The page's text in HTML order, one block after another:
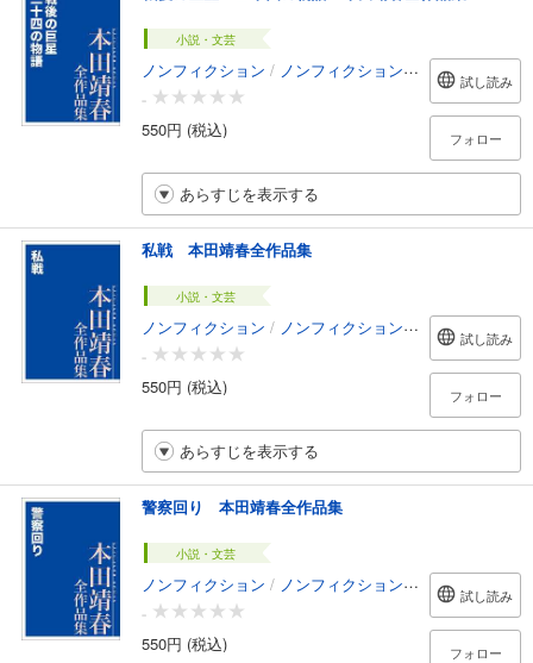
小説・文芸
ノンフィクション / ノンフィクション・ドキュメンタリー
-
550円 (税込)
試し読み
フォロー
あらすじを表示する
私戦 本田靖春全作品集
小説・文芸
ノンフィクション / ノンフィクション・ドキュメンタリー
-
550円 (税込)
試し読み
フォロー
あらすじを表示する
警察回り 本田靖春全作品集
小説・文芸
ノンフィクション / ノンフィクション・ドキュメンタリー
-
550円 (税込)
試し読み
フォロー